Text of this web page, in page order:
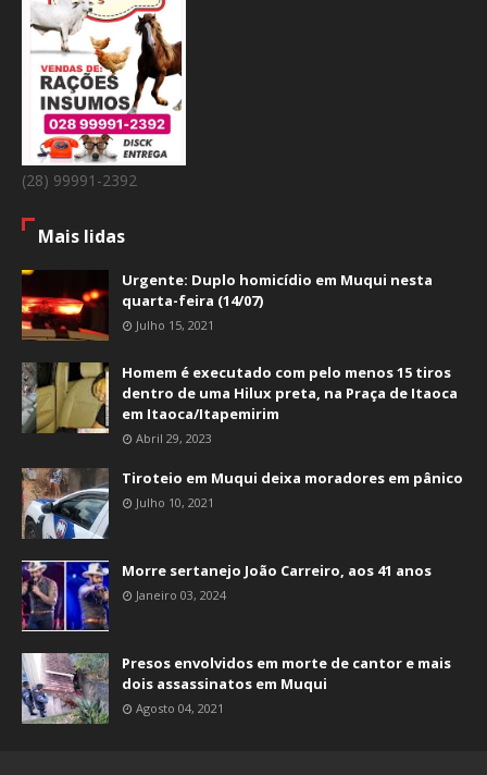
(28) 99991-2392
Mais lidas
Urgente: Duplo homicídio em Muqui nesta
quarta-feira (14/07)
Julho 15, 2021
Homem é executado com pelo menos 15 tiros
dentro de uma Hilux preta, na Praça de Itaoca
em Itaoca/Itapemirim
Abril 29, 2023
Tiroteio em Muqui deixa moradores em pânico
Julho 10, 2021
Morre sertanejo João Carreiro, aos 41 anos
Janeiro 03, 2024
Presos envolvidos em morte de cantor e mais
dois assassinatos em Muqui
Agosto 04, 2021